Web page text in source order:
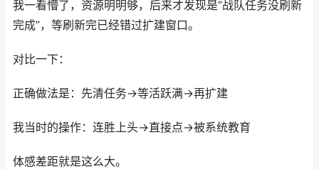
我一看懵了，资源明明够，后来才发现是“战队任务没刷新
完成”，等刷新完已经错过扩建窗口。
对比一下：
正确做法是：先清任务→等活跃满→再扩建
我当时的操作：连胜上头→直接点→被系统教育
体感差距就是这么大。